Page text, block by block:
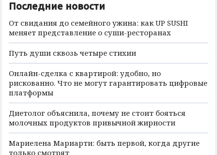
Последние новости
От свидания до семейного ужина: как UP SUSHI
меняет представление о суши-ресторанах
Путь души сквозь четыре стихии
Онлайн-сделка с квартирой: удобно, но
рискованно. Что не могут гарантировать цифровые
платформы
Диетолог объяснила, почему не стоит бояться
молочных продуктов привычной жирности
Мариелена Мариарти: быть первой, когда другие
только смотрят